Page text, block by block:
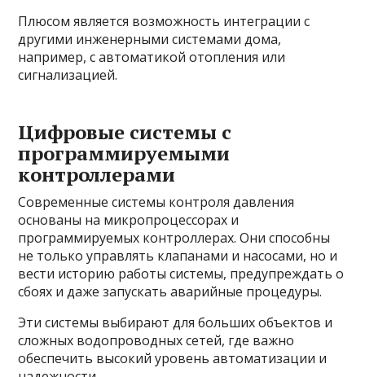
Плюсом является возможность интеграции с
другими инженерными системами дома,
например, с автоматикой отопления или
сигнализацией.
Цифровые системы с
программируемыми
контроллерами
Современные системы контроля давления
основаны на микропроцессорах и
программируемых контроллерах. Они способны
не только управлять клапанами и насосами, но и
вести историю работы системы, предупреждать о
сбоях и даже запускать аварийные процедуры.
Эти системы выбирают для больших объектов и
сложных водопроводных сетей, где важно
обеспечить высокий уровень автоматизации и